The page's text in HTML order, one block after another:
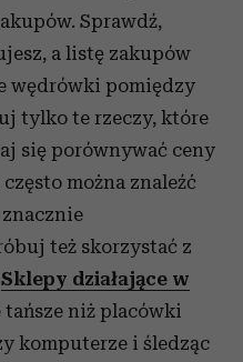
Sprawdź,
a listę zakupów
wędrówki pomiędzy
tylko te rzeczy, które
się porównywać ceny
można znaleźć
też skorzystać z
Sklepy działające w
tańsze niż placówki
komputerze i śledząc